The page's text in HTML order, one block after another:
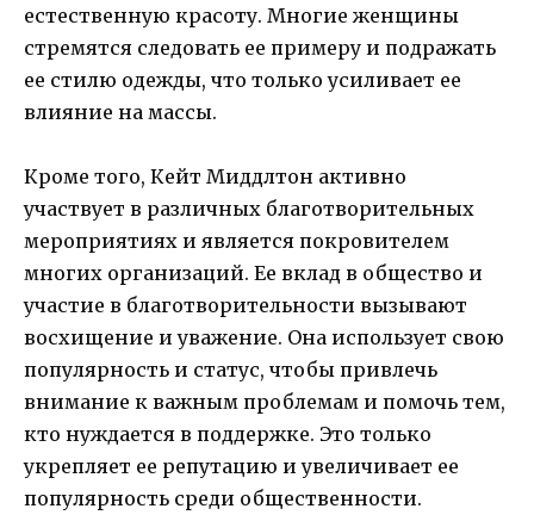
естественную красоту. Многие женщины
стремятся следовать ее примеру и подражать
ее стилю одежды, что только усиливает ее
влияние на массы.
Кроме того, Кейт Миддлтон активно
участвует в различных благотворительных
мероприятиях и является покровителем
многих организаций. Ее вклад в общество и
участие в благотворительности вызывают
восхищение и уважение. Она использует свою
популярность и статус, чтобы привлечь
внимание к важным проблемам и помочь тем,
кто нуждается в поддержке. Это только
укрепляет ее репутацию и увеличивает ее
популярность среди общественности.